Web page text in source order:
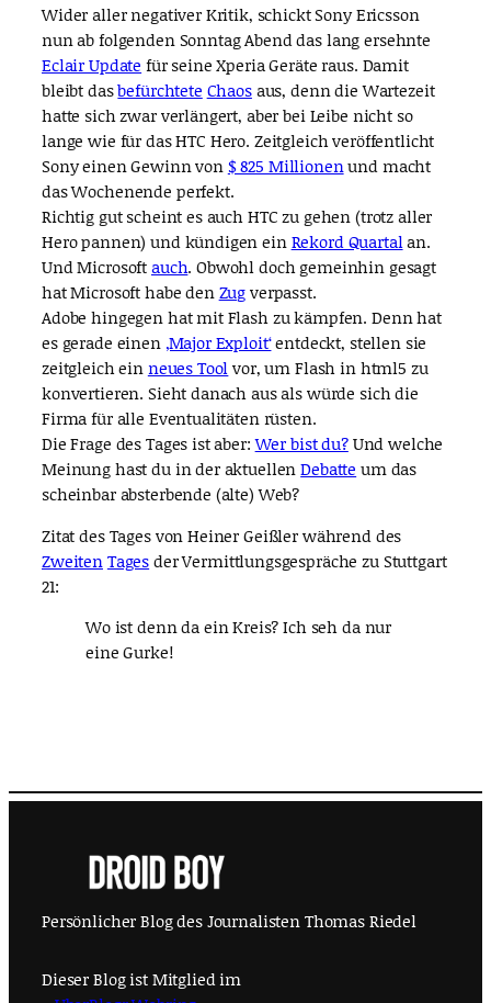
Wider aller negativer Kritik, schickt Sony Ericsson
nun ab folgenden Sonntag Abend das lang ersehnte
Eclair Update für seine Xperia Geräte raus. Damit
bleibt dasbefürchtete Chaosaus, denn die Wartezeit
hatte sich zwar verlängert, aber bei Leibe nicht so
lange wie für das HTC Hero. Zeitgleich veröffentlicht
Sony einen Gewinn von$ 825 Millionenund macht
das Wochenende perfekt.
Richtig gut scheint es auch HTC zu gehen (trotz aller
Hero pannen) und kündigen einRekord Quartalan.
Und Microsoftauch. Obwohl doch gemeinhin gesagt
hat Microsoft habe denZugverpasst.
Adobe hingegen hat mit Flash zu kämpfen. Denn hat
es gerade einen ‚Major Exploit‘entdeckt, stellen sie
zeitgleich einneues Toolvor, um Flash in html5 zu
konvertieren. Sieht danach aus als würde sich die
Firma für alle Eventualitäten rüsten.
Die Frage des Tages ist aber:Wer bist du?Und welche
Meinung hast du in der aktuellenDebatte um das
scheinbar absterbende (alte) Web?
Zitat des Tages von Heiner Geißler während des
ZweitenTagesder Vermittlungsgespräche zu Stuttgart
21:
Wo ist denn da ein Kreis? Ich seh da nur
eine Gurke!
Persönlicher Blog des Journalisten Thomas Riedel
Dieser Blog ist Mitglied im